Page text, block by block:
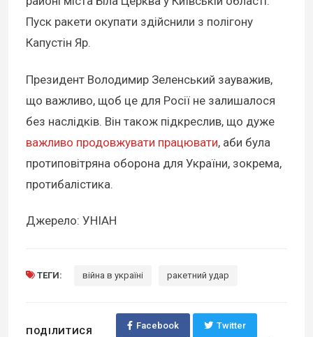
Пуск ракети окупати здійснили з полігону
Капустін Яр.
Президент Володимир Зеленський зауважив,
що важливо, щоб це для Росії не залишалося
без наслідків. Він також підкреслив, що дуже
важливо продовжувати працювати, аби була
протиповітряна оборона для України, зокрема,
протибалістика.
Джерело: УНІАН
ТЕГИ: війна в україні ракетний удар
ПОДІЛИТИСЯ
Facebook Twitter